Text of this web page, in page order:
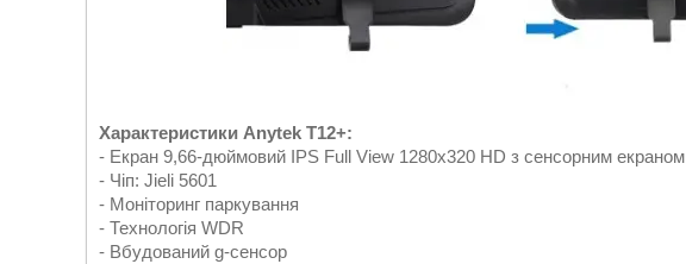
Характеристики Anytek T12+:
- Екран 9,66-дюймовий IPS Full View 1280x320 HD з сенсорним екраном
- Чіп: Jieli 5601
- Моніторинг паркування
- Технологія WDR
- Вбудований g-сенсор